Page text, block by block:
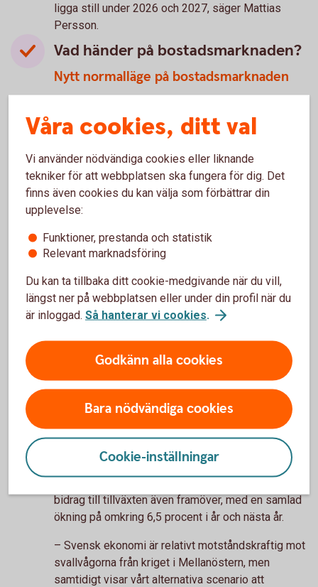
ligga still under 2026 och 2027, säger Mattias
Persson.
Vad händer på bostadsmarknaden?
Nytt normalläge på bostadsmarknaden
året och antalet bostadsaffärer är tillbaka på
längre än normalt. Med stöd av stigande köpkraft,
stabila räntor och lättade bolåneregler väntas
aktiviteten på bostadsmarknaden öka något i år
jämfört med i fjol.
– Vi räknar med att bostadspriserna stiger med
omkring 3 procent både i år och nästa år. Samtidigt
hålls prisuppgången tillbaka av en ökad
riskmedvetenhet hos hushållen samt högre räntor
än under lågränteperioden, säger Mattias Persson.
Vad händer med svensk ekonomi?
Svensk ekonomi har motståndskraft
Mellanöstern bedöms dämpa tillväxten i närtid,
varefter återhämtningen väntas ta fart på nytt.
Sammantaget räknar Swedbank med att BNP ökar
med 1,8 procent i år och 2,4 procent nästa år.
bidrag till tillväxten även framöver, med en samlad
ökning på omkring 6,5 procent i år och nästa år.
– Svensk ekonomi är relativt motståndskraftig mot
svallvågorna från kriget i Mellanöstern, men
samtidigt visar vårt alternativa scenario att
Våra cookies, ditt val
Vi använder nödvändiga cookies eller liknande
tekniker för att webbplatsen ska fungera för dig. Det
finns även cookies du kan välja som förbättrar din
upplevelse:
Funktioner, prestanda och statistik
Relevant marknadsföring
Du kan ta tillbaka ditt cookie-medgivande när du vill,
längst ner på webbplatsen eller under din profil när du
är inloggad. Så hanterar vi cookies.
Godkänn alla cookies
Bara nödvändiga cookies
Cookie-inställningar